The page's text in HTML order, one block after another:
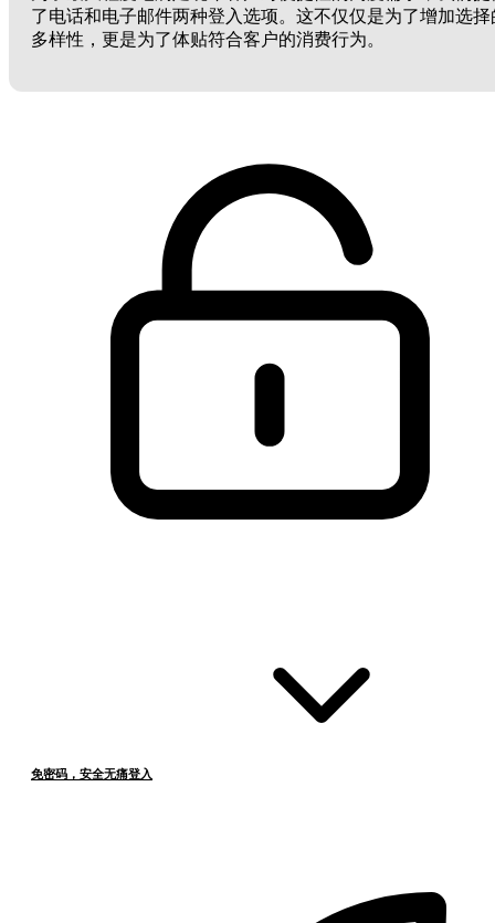
了电话和电子邮件两种登入选项。这不仅仅是为了增加选择
多样性，更是为了体贴符合客户的消费行为。
免密码，安全无痛登入